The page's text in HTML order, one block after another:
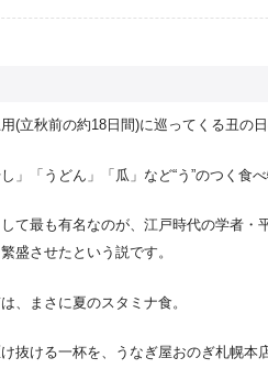
(立秋前の約18日間)に巡ってくる丑の日
」「うどん」「瓜」など“う”のつく食
て最も有名なのが、江戸時代の学者
盛させたという説です。
、まさに夏のスタミナ食。
抜ける一杯を、うなぎ屋おのぎ札幌本